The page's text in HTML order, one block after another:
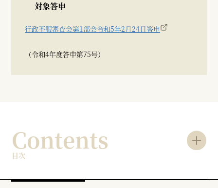
対象答申
行政不服審査会第1部会令和5年2月24日答申
（令和4年度答申第75号）
Contents
目次